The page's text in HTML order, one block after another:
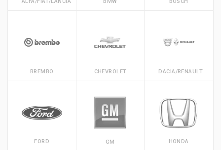
BREMBO CHEVROLET DACIA/RENAULT
FORD GM HONDA